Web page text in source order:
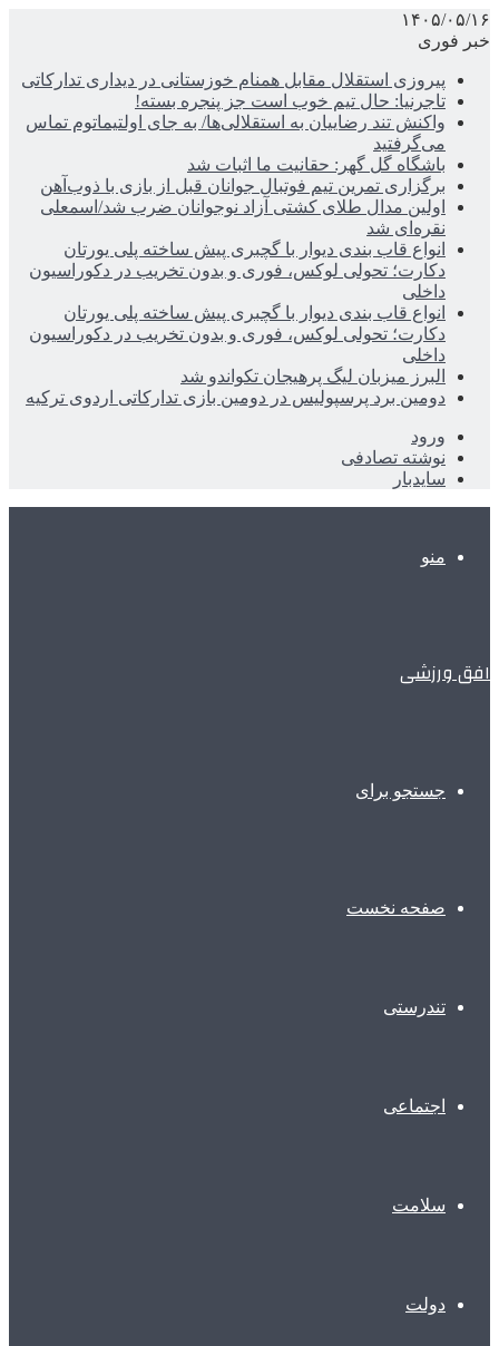
۱۴۰۵/۰۵/۱۶
خبر فوری
پیروزی استقلال مقابل همنام خوزستانی در دیداری تدارکاتی
تاجرنیا: حال تیم خوب است جز پنجره بسته!
واکنش تند رضاییان به استقلالی‌ها/ به جای اولتیماتوم تماس
می‌گرفتید
باشگاه گل گهر: حقانیت ما اثبات شد
برگزاری تمرین تیم فوتبال جوانان قبل از بازی با ذوب‌آهن
اولین مدال طلای کشتی آزاد نوجوانان ضرب شد/اسمعلی
نقره‌ای شد
انواع قاب بندی دیوار با گچبری پیش ساخته پلی یورتان
دکارت؛ تحولی لوکس، فوری و بدون تخریب در دکوراسیون
داخلی
انواع قاب بندی دیوار با گچبری پیش ساخته پلی یورتان
دکارت؛ تحولی لوکس، فوری و بدون تخریب در دکوراسیون
داخلی
البرز میزبان لیگ پرهیجان تکواندو شد
دومین برد پرسپولیس در دومین بازی تدارکاتی اردوی ترکیه
ورود
نوشته تصادفی
سایدبار
منو
افق ورزشی
جستجو برای
صفحه نخست
تندرستی
اجتماعی
سلامت
دولت